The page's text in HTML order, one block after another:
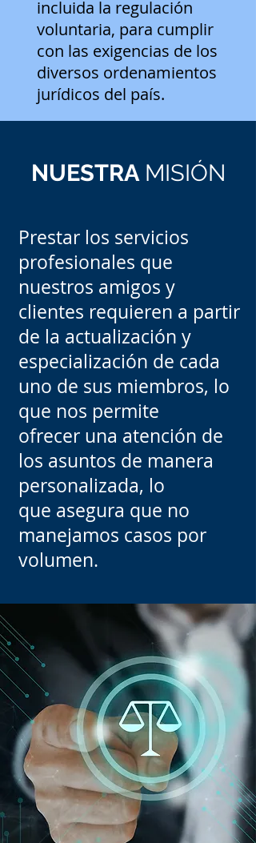
incluida la regulación
voluntaria, para cumplir
con las exigencias de los
diversos ordenamientos
jurídicos del país.
NUESTRA MISIÓN
Prestar los servicios
profesionales que
nuestros amigos y
clientes requieren a partir
de la actualización y
especialización de cada
uno de sus miembros, lo
que nos permite
ofrecer una atención de
los asuntos de manera
personalizada, lo
que asegura que no
manejamos casos por
volumen.